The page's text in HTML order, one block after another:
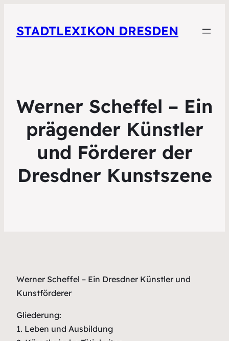
STADTLEXIKON DRESDEN
Werner Scheffel – Ein
prägender Künstler
und Förderer der
Dresdner Kunstszene
Werner Scheffel – Ein Dresdner Künstler und
Kunstförderer
Gliederung:
1. Leben und Ausbildung